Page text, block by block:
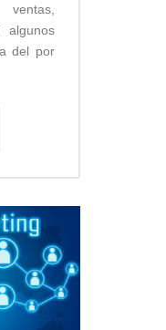
algunos
del por